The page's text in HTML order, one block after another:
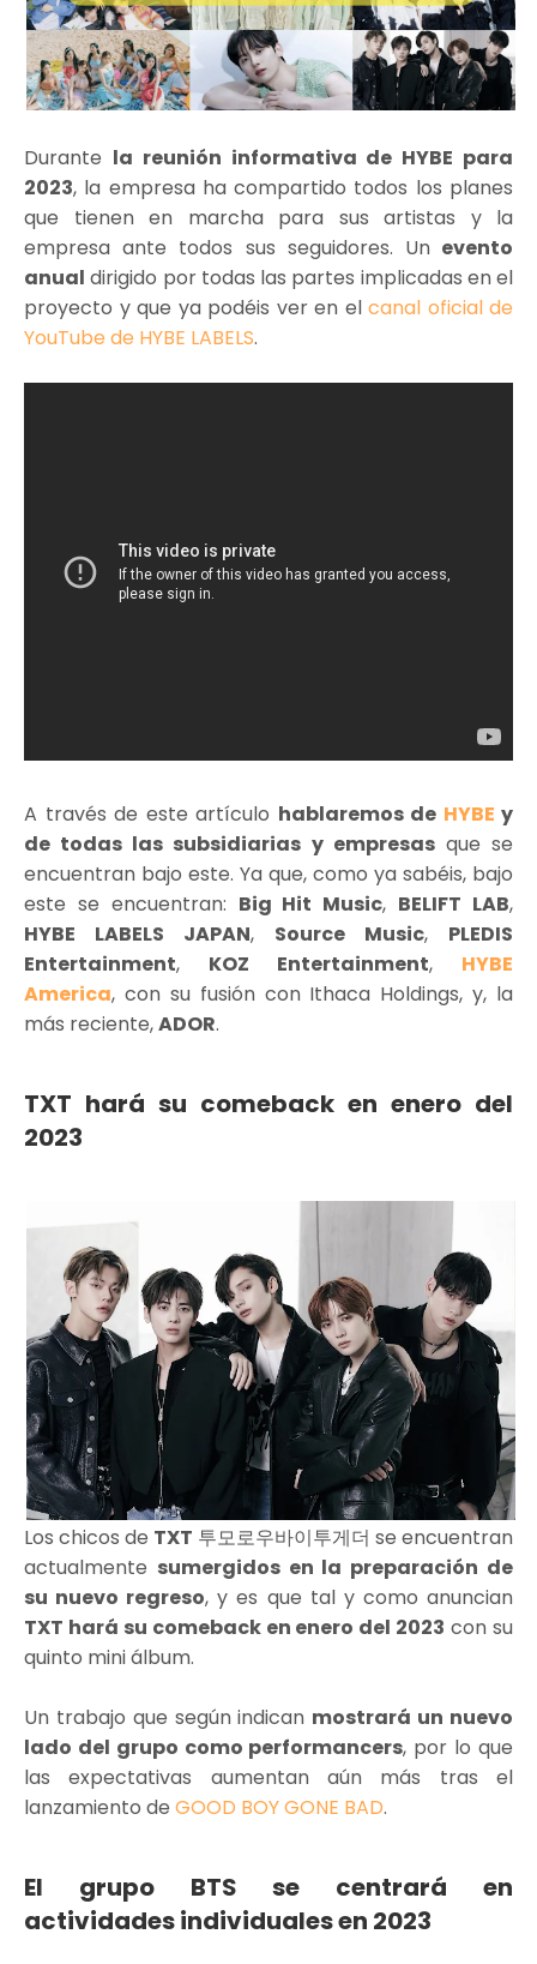
Durante la reunión informativa de HYBE para
2023, la empresa ha compartido todos los planes
que tienen en marcha para sus artistas y la
empresa ante todos sus seguidores. Unevento
anual dirigido por todas las partes implicadas en el
proyecto y que ya podéis ver en el canal oficial de
YouTube de HYBE LABELS.
A través de este artículo hablaremos de HYBE y
de todas las subsidiarias y empresasque se
encuentran bajo este. Ya que, como ya sabéis, bajo
este se encuentran: Big Hit Music, BELIFT LAB,
HYBE LABELS JAPAN, Source Music, PLEDIS
Entertainment, KOZ Entertainment, HYBE
America, con su fusión con Ithaca Holdings, y, la
más reciente,ADOR.
TXT hará su comeback en enero del
2023
Los chicos de TXT 투모로우바이투게더 se encuentran
actualmente sumergidos en la preparación de
su nuevo regreso, y es que tal y como anuncian
TXT hará su comeback en enero del 2023 con su
quinto mini álbum.
Un trabajo que según indican mostrará un nuevo
lado del grupo como performancers, por lo que
las expectativas aumentan aún más tras el
lanzamiento de GOOD BOY GONE BAD.
El grupo BTS se centrará en
actividades individuales en 2023